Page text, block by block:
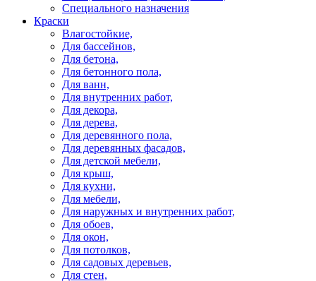
Специального назначения
Краски
Влагостойкие,
Для бассейнов,
Для бетона,
Для бетонного пола,
Для ванн,
Для внутренних работ,
Для декора,
Для дерева,
Для деревянного пола,
Для деревянных фасадов,
Для детской мебели,
Для крыш,
Для кухни,
Для мебели,
Для наружных и внутренних работ,
Для обоев,
Для окон,
Для потолков,
Для садовых деревьев,
Для стен,